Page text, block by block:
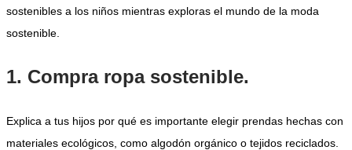
sostenibles a los niños mientras exploras el mundo de la moda
sostenible.
1. Compra ropa sostenible.
Explica a tus hijos por qué es importante elegir prendas hechas con
materiales ecológicos, como algodón orgánico o tejidos reciclados.